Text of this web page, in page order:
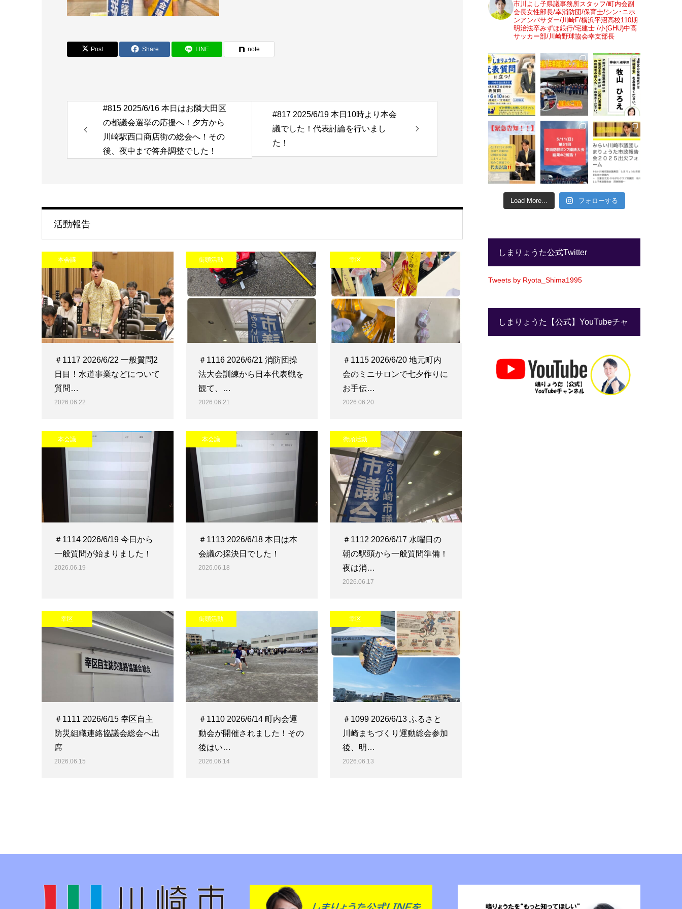
Post Share LINE note
#815 2025/6/16 本日はお隣大田区
の都議会選挙の応援へ！夕方から
川崎駅西口商店街の総会へ！その
後、夜中まで答弁調整でした！
#817 2025/6/19 本日10時より本会
議でした！代表討論を行いまし
た！
活動報告
本会議
＃1117 2026/6/22 一般質問2
日目！水道事業などについて
質問…
2026.06.22
街頭活動
＃1116 2026/6/21 消防団操
法大会訓練から日本代表戦を
観て、…
2026.06.21
幸区
＃1115 2026/6/20 地元町内
会のミニサロンで七夕作りに
お手伝…
2026.06.20
本会議
＃1114 2026/6/19 今日から
一般質問が始まりました！
2026.06.19
本会議
＃1113 2026/6/18 本日は本
会議の採決日でした！
2026.06.18
街頭活動
＃1112 2026/6/17 水曜日の
朝の駅頭から一般質問準備！
夜は消…
2026.06.17
幸区
＃1111 2026/6/15 幸区自主
防災組織連絡協議会総会へ出
席
2026.06.15
街頭活動
＃1110 2026/6/14 町内会運
動会が開催されました！その
後はい…
2026.06.14
幸区
＃1099 2026/6/13 ふるさと
川崎まちづくり運動総会参加
後、明…
2026.06.13
市川よし子県議事務所スタッフ/町内会副
会長女性部長/幸消防団/保育士/シン･ニホ
ンアンバサダー/川崎F/横浜平沼高校110期
明治法卒みずほ銀行/宅建士 /小(GHU)中高
サッカー部/川崎野球協会幸支部長
Load More... フォローする
しまりょうた公式Twitter
Tweets by Ryota_Shima1995
しまりょうた【公式】YouTubeチャ